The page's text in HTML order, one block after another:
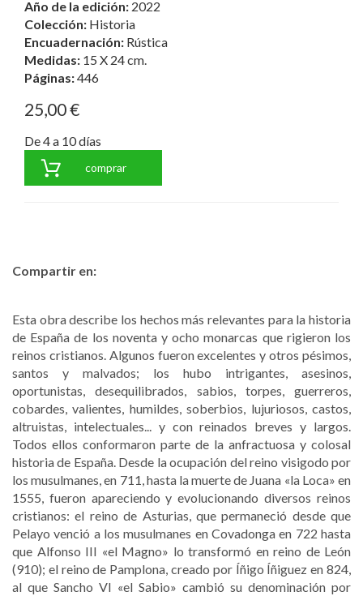
Año de la edición: 2022
Colección: Historia
Encuadernación: Rústica
Medidas: 15 X 24 cm.
Páginas:446
25,00 €
De 4 a 10 días
comprar
Compartir en:
Esta obra describe los hechos más relevantes para la historia
de España de los noventa y ocho monarcas que rigieron los
reinos cristianos. Algunos fueron excelentes y otros pésimos,
santos y malvados; los hubo intrigantes, asesinos,
oportunistas, desequilibrados, sabios, torpes, guerreros,
cobardes, valientes, humildes, soberbios, lujuriosos, castos,
altruistas, intelectuales... y con reinados breves y largos.
Todos ellos conformaron parte de la anfractuosa y colosal
historia de España. Desde la ocupación del reino visigodo por
los musulmanes, en 711, hasta la muerte de Juana «la Loca» en
1555, fueron apareciendo y evolucionando diversos reinos
cristianos: el reino de Asturias, que permaneció desde que
Pelayo venció a los musulmanes en Covadonga en 722 hasta
que Alfonso III «el Magno» lo transformó en reino de León
(910); el reino de Pamplona, creado por Íñigo Íñiguez en 824,
al que Sancho VI «el Sabio» cambió su denominación por